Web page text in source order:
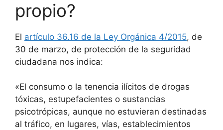
propio?
El artículo 36.16 de la Ley Orgánica 4/2015, de
30 de marzo, de protección de la seguridad
ciudadana nos indica:
«El consumo o la tenencia ilícitos de drogas
tóxicas, estupefacientes o sustancias
psicotrópicas, aunque no estuvieran destinadas
al tráfico, en lugares, vías, establecimientos